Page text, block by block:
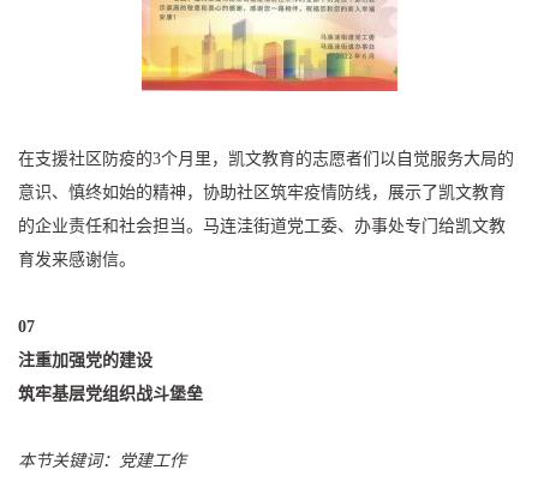
在支援社区防疫的3个月里，凯文教育的志愿者们以自觉服务大局的
意识、慎终如始的精神，协助社区筑牢疫情防线，展示了凯文教育
的企业责任和社会担当。马连洼街道党工委、办事处专门给凯文教
育发来感谢信。
07
注重加强党的建设
筑牢基层党组织战斗堡垒
本节关键词：党建工作